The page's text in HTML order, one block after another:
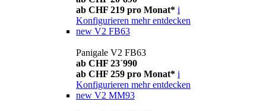
ab CHF 219 pro Monat* i
Konfigurieren mehr entdecken
new V2 FB63
Panigale V2 FB63
ab CHF 23´990
ab CHF 259 pro Monat* i
Konfigurieren mehr entdecken
new V2 MM93